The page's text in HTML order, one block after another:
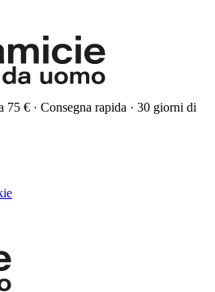
75 € · Consegna rapida · 30 giorni di